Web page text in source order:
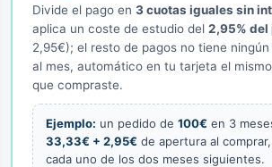
Divide el pago en 3 cuotas iguales sin
aplica un coste de estudio del 2,95% del
2,95€); el resto de pagos no tiene
al mes, automático en tu tarjeta el
que compraste.
Ejemplo: un pedido de 100€ en 3
33,33€ + 2,95€ de apertura al
cada uno de los dos meses siguientes.